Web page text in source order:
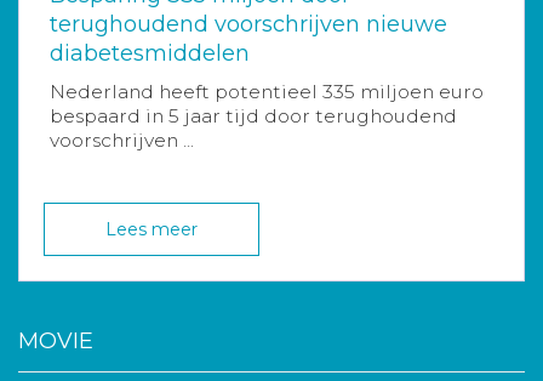
terughoudend voorschrijven nieuwe
diabetesmiddelen
Nederland heeft potentieel 335 miljoen euro
bespaard in 5 jaar tijd door terughoudend
voorschrijven ...
Lees meer
MOVIE